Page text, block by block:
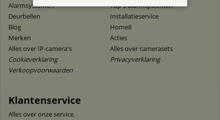
Alarmsystemen
Top 5 alarmsystemen
Deurbellen
Installatieservice
Blog
Home8
Merken
Acties
Alles over IP-camera's
Alles over camerasets
Cookieverklaring
Privacyverklaring
Verkoopvoorwaarden
Klantenservice
Alles over onze service